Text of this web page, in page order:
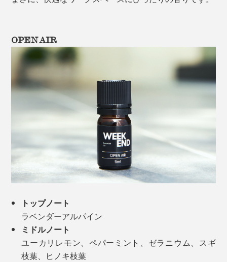
OPEN AIR
トップノート
ラベンダーアルパイン
ミドルノート
ユーカリレモン、ペパーミント、ゼラニウム、スギ
枝葉、ヒノキ枝葉